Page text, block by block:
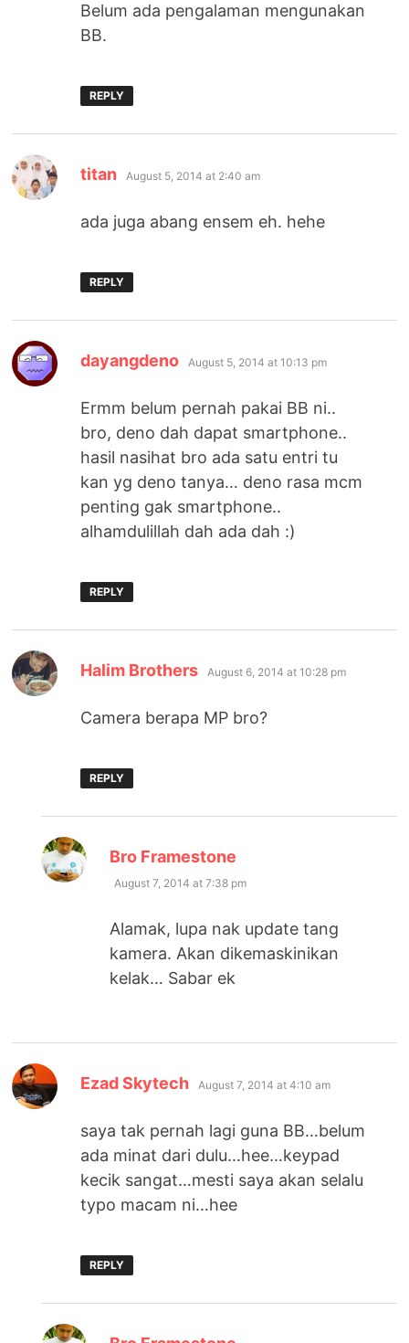
Belum ada pengalaman mengunakan
BB.
REPLY
titan says:
August 5, 2014 at 2:40 am
ada juga abang ensem eh. hehe
REPLY
dayangdeno says:
August 5, 2014 at 10:13 pm
Ermm belum pernah pakai BB ni..
bro, deno dah dapat smartphone..
hasil nasihat bro ada satu entri tu
kan yg deno tanya… deno rasa mcm
penting gak smartphone..
alhamdulillah dah ada dah :)
REPLY
Halim Brothers says:
August 6, 2014 at 10:28 pm
Camera berapa MP bro?
REPLY
Bro Framestone
August 7, 2014 at 7:38 pm
Alamak, lupa nak update tang
kamera. Akan dikemaskinikan
kelak… Sabar ek
Ezad Skytech says:
August 7, 2014 at 4:10 am
saya tak pernah lagi guna BB…belum
ada minat dari dulu…hee…keypad
kecik sangat…mesti saya akan selalu
typo macam ni…hee
REPLY